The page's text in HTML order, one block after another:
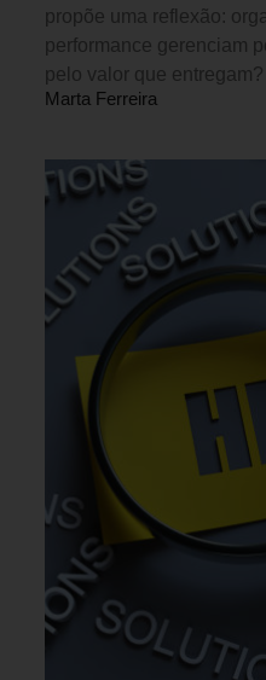
propõe uma reflexão:
performance gerenciam
pelo valor que entregam?
Marta Ferreira